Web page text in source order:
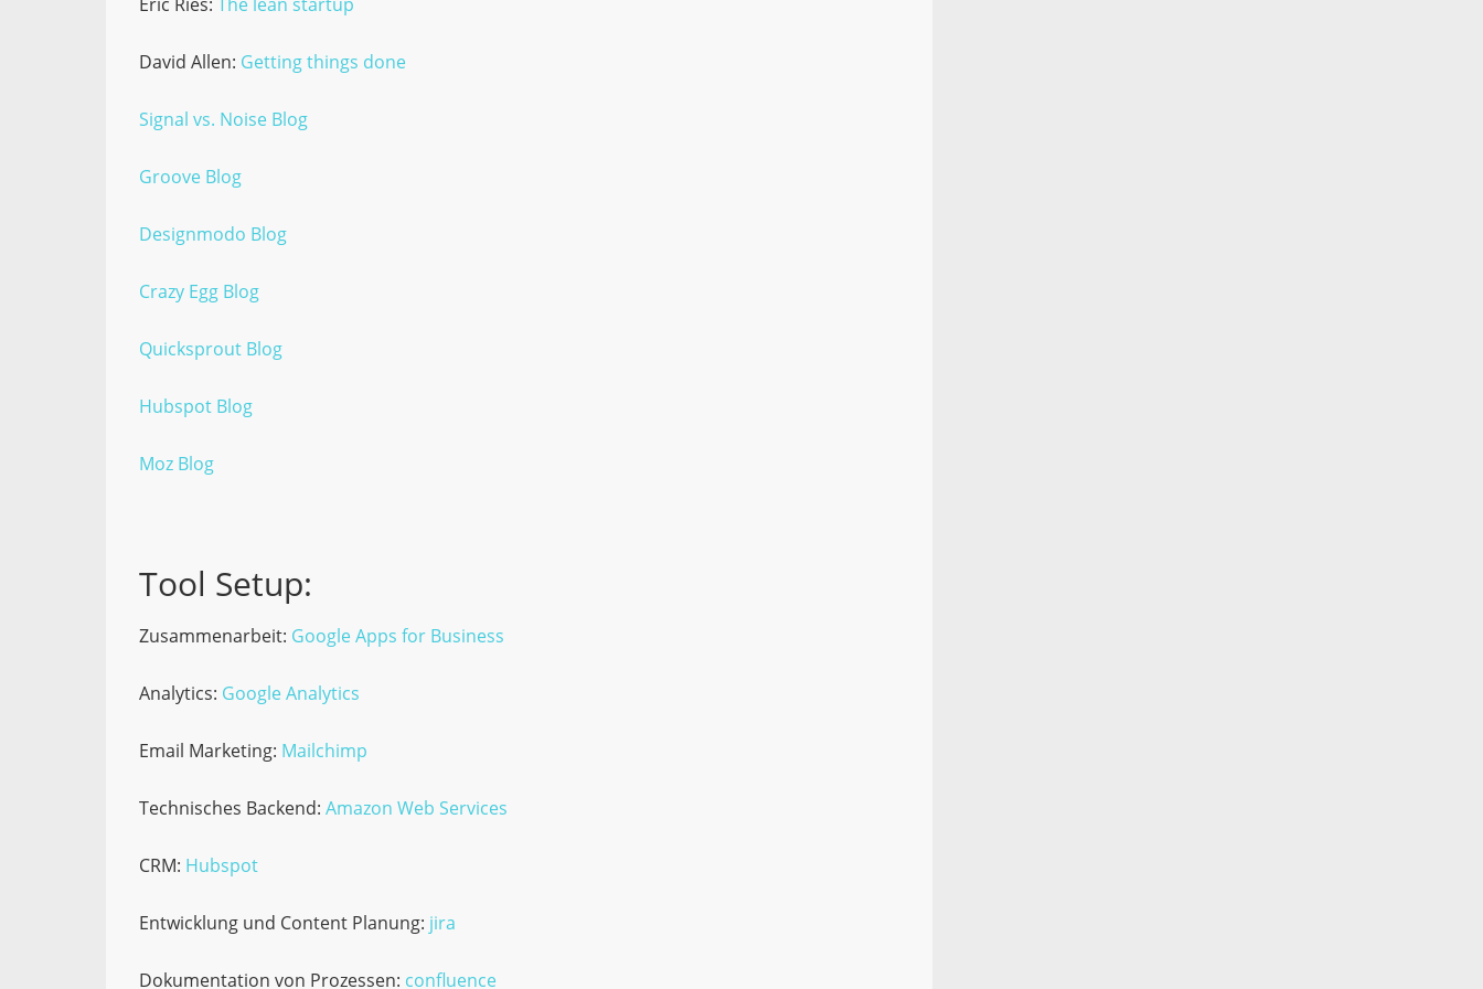
David Allen: Getting things done
Signal vs. Noise Blog
Groove Blog
Designmodo Blog
Crazy Egg Blog
Quicksprout Blog
Hubspot Blog
Moz Blog
Tool Setup:
Zusammenarbeit: Google Apps for Business
Analytics: Google Analytics
Email Marketing: Mailchimp
Technisches Backend: Amazon Web Services
CRM: Hubspot
Entwicklung und Content Planung: jira
Dokumentation von Prozessen: confluence